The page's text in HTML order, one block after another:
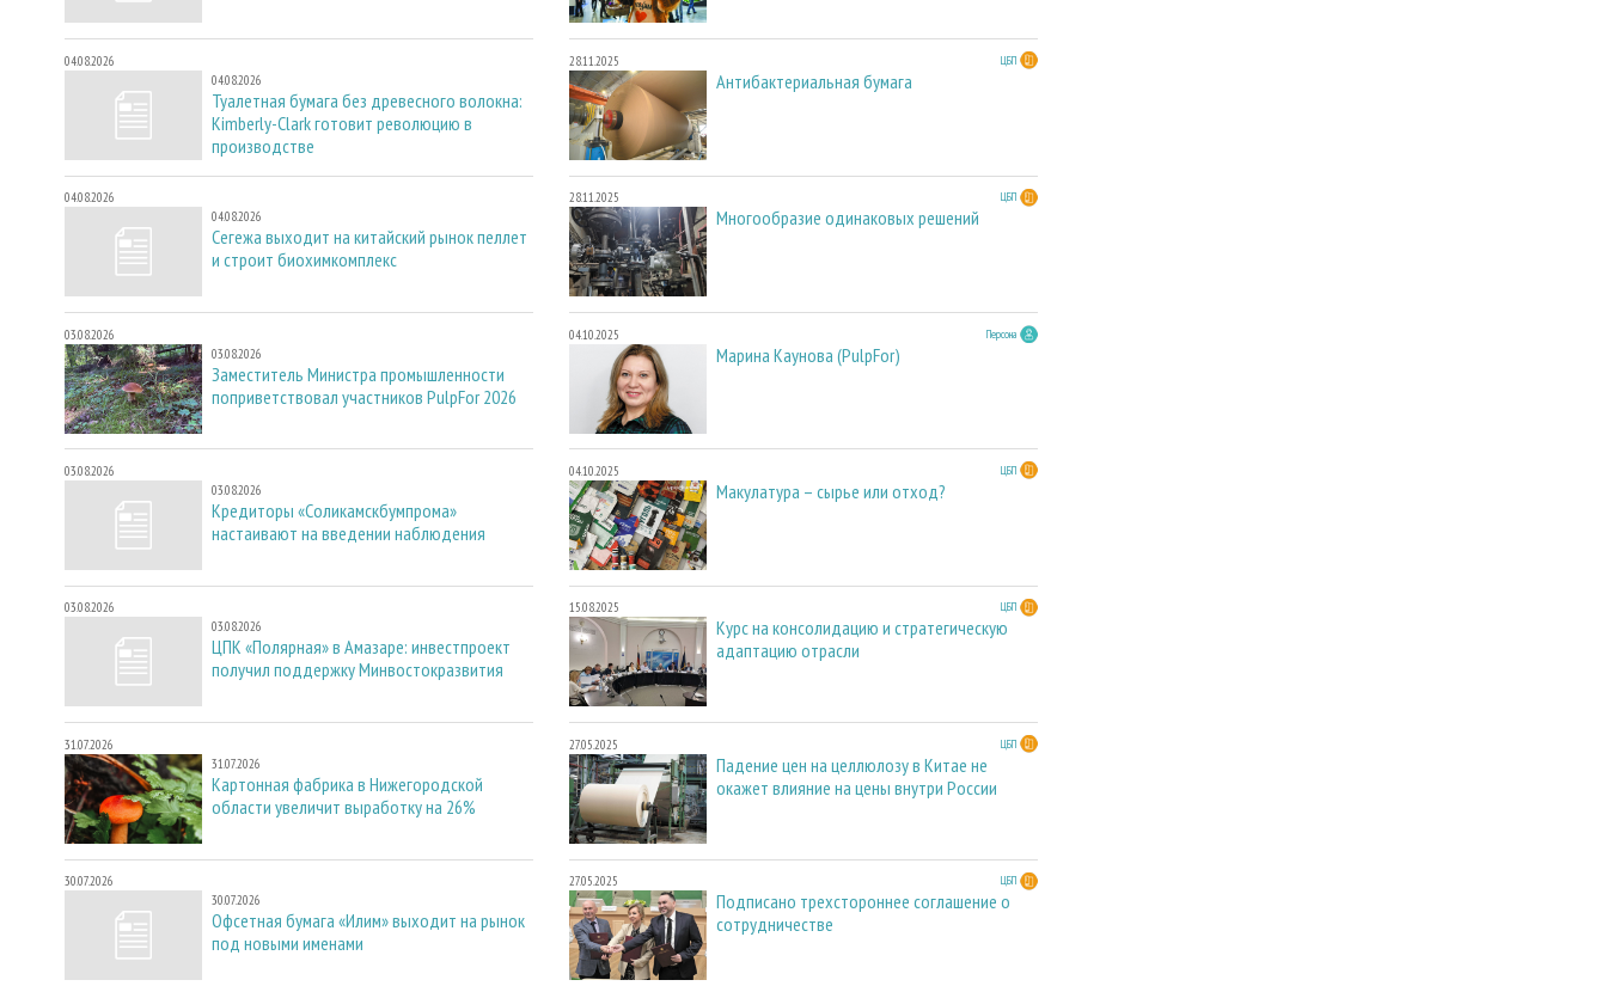
04.08.2026
04.08.2026
Туалетная бумага без древесного волокна:
Kimberly-Clark готовит революцию в
производстве
04.08.2026
04.08.2026
Сегежа выходит на китайский рынок пеллет
и строит биохимкомплекс
03.08.2026
03.08.2026
Заместитель Министра промышленности
поприветствовал участников PulpFor 2026
03.08.2026
03.08.2026
Кредиторы «Соликамскбумпрома»
настаивают на введении наблюдения
03.08.2026
03.08.2026
ЦПК «Полярная» в Амазаре: инвестпроект
получил поддержку Минвостокразвития
31.07.2026
31.07.2026
Картонная фабрика в Нижегородской
области увеличит выработку на 26%
30.07.2026
30.07.2026
Офсетная бумага «Илим» выходит на рынок
под новыми именами
28.11.2025 ЦБП
Антибактериальная бумага
28.11.2025 ЦБП
Многообразие одинаковых решений
04.10.2025 Персона
Марина Каунова (PulpFor)
04.10.2025 ЦБП
Макулатура – сырье или отход?
15.08.2025 ЦБП
Курс на консолидацию и стратегическую
адаптацию отрасли
27.05.2025 ЦБП
Падение цен на целлюлозу в Китае не
окажет влияние на цены внутри России
27.05.2025 ЦБП
Подписано трехстороннее соглашение о
сотрудничестве